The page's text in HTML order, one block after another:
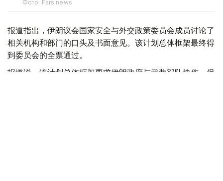
Фото: Fars news
报道指出，伊朗议会国家安全与外交政策委员会成员讨论了
相关机构和部门的口头及书面意见。该计划总体框架最终得
到委员会的全票通过。
报道说，该计划总体框架要求伊朗政府与武装部队协作，保